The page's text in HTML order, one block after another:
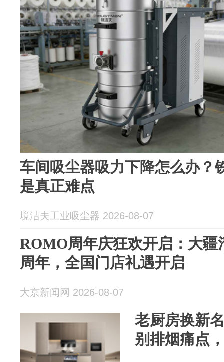
车间吸尘器吸力下降怎么办？
是真正难点
境洁夫工业吸尘器 2026-08-07
ROMO周年庆狂欢开启：大疆
周年，全国门店礼遇开启
大京新闻网 2026-08-07
老厨房换新
别排烟痛点